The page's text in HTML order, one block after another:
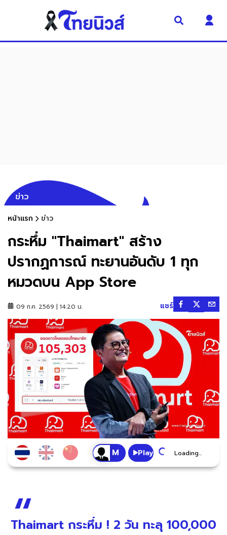
ข่าว
หน้าแรก ข่าว
กระหึ่ม "Thaimart" สร้าง
ปรากฏการณ์ ทะยานอันดับ 1 ทุก
หมวดบน App Store
09 ก.ค. 2569 | 14:20 น. แชร์
Play Loading...
Thaimart กระหึ่ม ! 2 วัน ทะลุ 100,000